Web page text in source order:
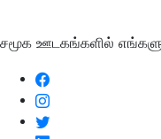
சமூக ஊடகங்களில்